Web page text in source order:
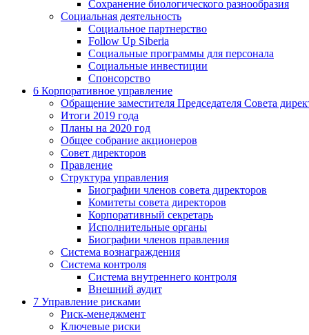
Сохранение биологического разнообразия
Социальная деятельность
Социальное партнерство
Follow Up Siberia
Социальные программы для персонала
Социальные инвестиции
Спонсорство
6 Корпоративное управление
Обращение заместителя Председателя Совета
Итоги 2019 года
Планы на 2020 год
Общее собрание акционеров
Совет директоров
Правление
Структура управления
Биографии членов совета директоров
Комитеты совета директоров
Корпоративный секретарь
Исполнительные органы
Биографии членов правления
Система вознаграждения
Система контроля
Система внутреннего контроля
Внешний аудит
7 Управление рисками
Риск-менеджмент
Ключевые риски